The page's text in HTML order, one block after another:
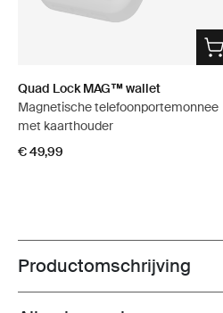
Quad Lock MAG™ wallet
Magnetische telefoonportemonnee
met kaarthouder
€ 49,99
Toggle overview
Productomschrijving